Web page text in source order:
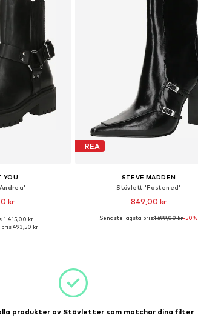
YOU
kr
37
1 415,00 kr
493,50 kr
REA
STEVE MADDEN
Stövlett 'Fastened'
849,00 kr
Tillgängliga storlekar: 41
Senaste lägsta pris:1 699,00 kr-50%
produkter av Stövletter som matchar dina filter